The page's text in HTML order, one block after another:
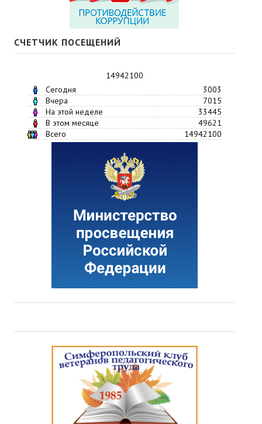
СЧЕТЧИК ПОСЕЩЕНИЙ
14942100
Сегодня
3003
Вчера
7015
На этой неделе
33445
В этом месяце
49621
Всего
14942100